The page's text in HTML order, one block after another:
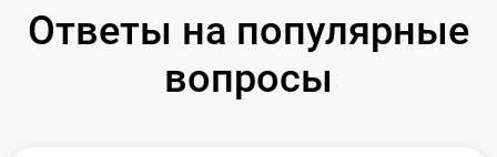
Ответы на популярные
вопросы